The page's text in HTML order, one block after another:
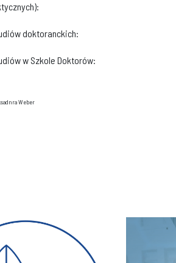
doktoranckich:
w Szkole Doktorów:
Weber